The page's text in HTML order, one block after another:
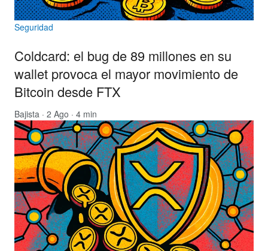
Seguridad
Coldcard: el bug de 89 millones en su
wallet provoca el mayor movimiento de
Bitcoin desde FTX
Bajista · 2 Ago · 4 min